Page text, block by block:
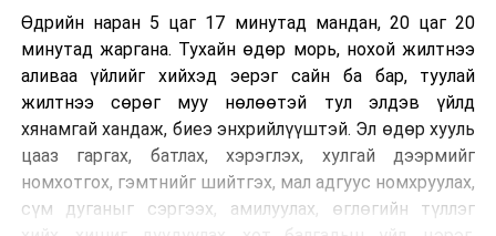
Өдрийн наран 5 цаг 17 минутад мандан, 20 цаг 20
минутад жаргана. Тухайн өдөр морь, нохой жилтнээ
аливаа үйлийг хийхэд эерэг сайн ба бар, туулай
жилтнээ сөрөг муу нөлөөтэй тул элдэв үйлд
хянамгай хандаж, биеэ энхрийлүүштэй. Эл өдөр хууль
цааз гаргах, батлах, хэрэглэх, хулгай дээрмийг
номхотгох, гэмтнийг шийтгэх, мал адгуус номхруулах,
сүм дуганыг сэргээх, амилуулах, өглөгийн түллэг